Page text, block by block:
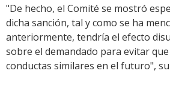
"De hecho, el Comité se mostró
dicha sanción, tal y como se ha
anteriormente, tendría el efecto
sobre el demandado para evitar
conductas similares en el futuro",